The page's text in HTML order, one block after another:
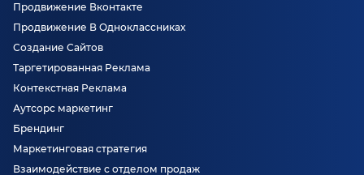
Продвижение Вконтакте
Продвижение В Одноклассниках
Создание Сайтов
Таргетированная Реклама
Контекстная Реклама
Аутсорс маркетинг
Брендинг
Маркетинговая стратегия
Взаимодействие с отделом продаж